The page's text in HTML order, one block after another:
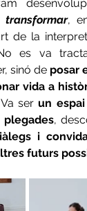
,
de la
es va
sinó de posar
vida a
Va ser un
plegades,
i
futurs